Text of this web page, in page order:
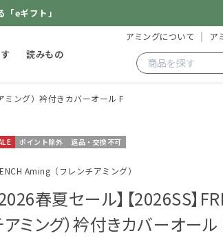
eギフト」
読みもの
アミングについて ア
ミング）衿付きカバーオール F
ポイント除外 返品・交換不可
Aming（フレンチアミング）
2026春夏セール】【2026SS】
ミング）衿付きカバーオール